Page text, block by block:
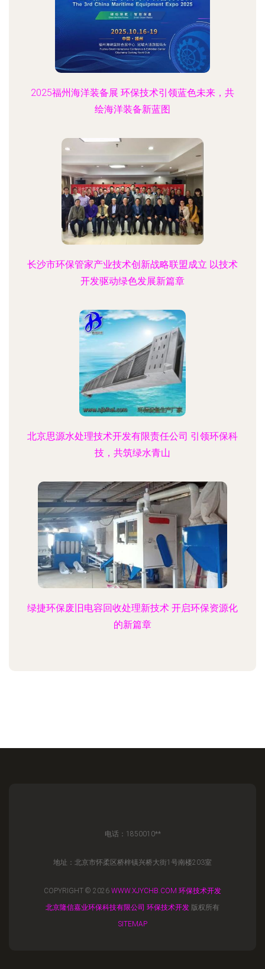
2025福州海洋装备展 环保技术引领蓝色未来，共
绘海洋装备新蓝图
长沙市环保管家产业技术创新战略联盟成立 以技术
开发驱动绿色发展新篇章
北京思源水处理技术开发有限责任公司 引领环保科
技，共筑绿水青山
绿捷环保废旧电容回收处理新技术 开启环保资源化
的新篇章
电话：1850010**
地址：北京市怀柔区桥梓镇兴桥大街1号南楼203室
COPYRIGHT © 2026 WWW.XJYCHB.COM 环保技术开发
北京隆信嘉业环保科技有限公司 环保技术开发 版权所有
SITEMAP